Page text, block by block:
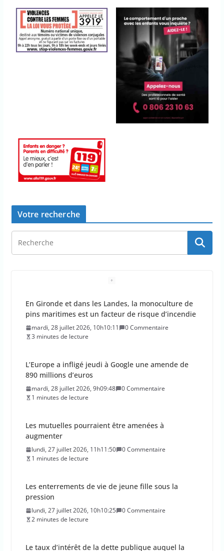
Votre recherche
En Gironde et dans les Landes, la monoculture de
pins maritimes est un facteur de risque d’incendie
mardi, 28 juillet 2026, 10h10:11
0 Commentaire
3 minutes de lecture
L’Europe a infligé jeudi à Google une amende de
890 millions d’euros
mardi, 28 juillet 2026, 9h09:48
0 Commentaire
1 minutes de lecture
Les mutuelles pourraient être amenées à
augmenter
lundi, 27 juillet 2026, 11h11:50
0 Commentaire
1 minutes de lecture
Les enterrements de vie de jeune fille sous la
pression
lundi, 27 juillet 2026, 10h10:25
0 Commentaire
2 minutes de lecture
Le taux d’intérêt de la dette publique auquel la